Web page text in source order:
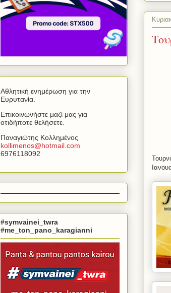
Αθλητική ενημέρωση για την
Ευρυτανία.
Επικοινωνήστε μαζί μας για
οτιδήποτε θελήσετε.
Παναγιώτης Κολλημένος
kollimenos@hotmail com
6976118092
#symvainei_twra
#me_ton_pano_karagianni